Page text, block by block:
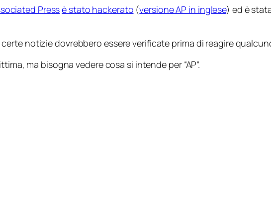
Pressè stato hackerato (versione AP in inglese) ed è
notizie dovrebbero essere verificate prima di reagire
ma bisogna vedere cosa si intende per “AP”.